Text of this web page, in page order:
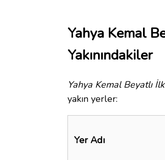
Yahya Kemal
Yakınındakiler
Yahya Kemal Beyatlı
yakın yerler:
Yer Adı